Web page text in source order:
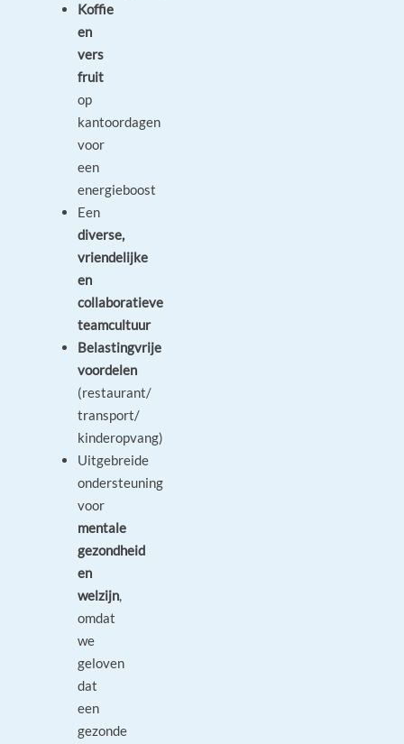
Koffie
en
vers
fruit
op
kantoordagen
voor
een
energieboost
Een
diverse,
vriendelijke
en
collaboratieve
teamcultuur
Belastingvrije
voordelen
(restaurant/
transport/
kinderopvang)
Uitgebreide
ondersteuning
voor
mentale
gezondheid
en
welzijn,
omdat
we
geloven
dat
een
gezonde